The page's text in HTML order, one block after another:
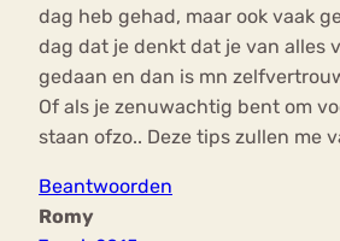
dag heb gehad, maar ook vaak
dag dat je denkt dat je van alles
gedaan en dan is mn
Of als je zenuwachtig bent om
staan ofzo.. Deze tips zullen me
Beantwoorden
Romy